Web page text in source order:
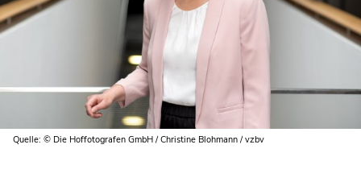
Quelle: © Die Hoffotografen GmbH / Christine Blohmann / vzbv